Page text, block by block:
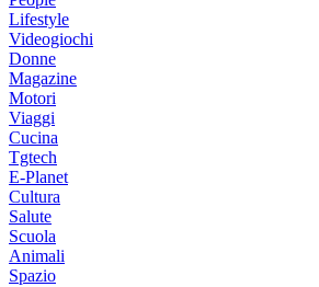
Lifestyle
Videogiochi
Donne
Magazine
Motori
Viaggi
Cucina
Tgtech
E-Planet
Cultura
Salute
Scuola
Animali
Spazio